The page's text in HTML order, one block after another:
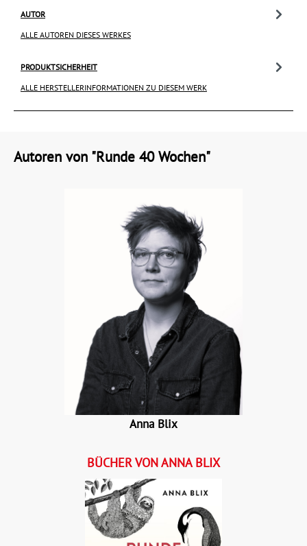
AUTOR
ALLE AUTOREN DIESES WERKES
PRODUKTSICHERHEIT
ALLE HERSTELLERINFORMATIONEN ZU DIESEM WERK
Autoren von "Runde 40 Wochen"
Anna Blix
BÜCHER VON ANNA BLIX